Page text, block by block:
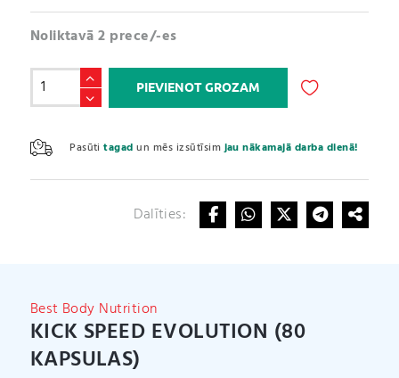
Noliktavā 2 prece/-es
Kick
Speed
(80
kapsulas)
daudzums
PIEVIENOT GROZAM
Pasūtitagad un mēs izsūtīsimjau nākamajā darba dienā!
e
r
n
Dalīties:
Best Body Nutrition
KICK SPEED EVOLUTION (80
KAPSULAS)